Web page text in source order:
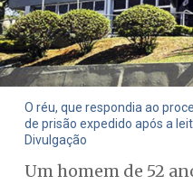
O réu, que respondia ao
de prisão expedido após a
Divulgação
Um homem de 52